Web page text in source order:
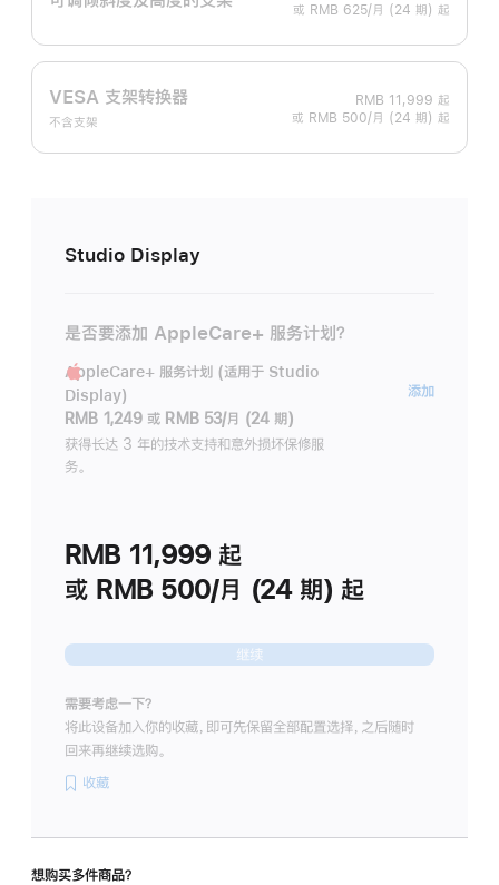
或 RMB 625/月 (24 期) 起
VESA 支架转换器
不含支架
RMB 11,999 起
或 RMB 500/月 (24 期) 起
Studio Display
是否要添加 AppleCare+ 服务计划？
AppleCare+ 服务计划 (适用于 Studio
Display)
RMB 1,249 或 RMB 53/月 (24 期)
获得长达 3 年的技术支持和意外损坏保修服
务。
添加
RMB 11,999 起
或 RMB 500/月 (24 期) 起
继续
需要考虑一下？
将此设备加入你的收藏，即可先保留全部配置选择，之后随时
回来再继续选购。
收藏
想购买多件商品？